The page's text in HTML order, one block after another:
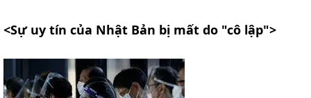
<Sự uy tín của Nhật Bản bị mất do "cô lập">